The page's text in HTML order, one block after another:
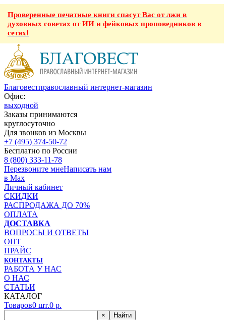
Проверенные печатные книги спасут Вас от лжи в
духовных советах от ИИ и фейковых проповедников в
сетях!
Благовестправославный интернет-магазин
Офис:
выходной
Заказы принимаются
круглосуточно
Для звонков из Москвы
+7 (495) 374-50-72
Бесплатно по России
8 (800) 333-11-78
Перезвоните мнеНаписать нам
в Max
Личный кабинет
СКИДКИ
РАСПРОДАЖА ДО 70%
ОПЛАТА
ДОСТАВКА
ВОПРОСЫ И ОТВЕТЫ
ОПТ
ПРАЙС
КОНТАКТЫ
РАБОТА У НАС
О НАС
СТАТЬИ
КАТАЛОГ
Товаров0 шт.0 р.
× Найти